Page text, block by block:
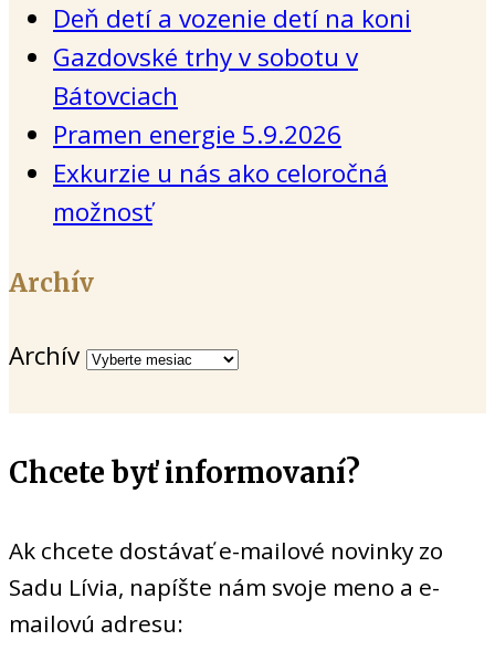
Deň detí a vozenie detí na koni
Gazdovské trhy v sobotu v
Bátovciach
Pramen energie 5.9.2026
Exkurzie u nás ako celoročná
možnosť
Archív
Archív
Chcete byť informovaní?
Ak chcete dostávať e-mailové novinky zo
Sadu Lívia, napíšte nám svoje meno a e-
mailovú adresu: